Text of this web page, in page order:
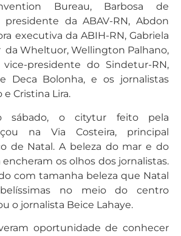
Bureau, Barbosa de
da ABAV-RN, Abdon
executiva da ABIH-RN, Gabriela
da Wheltuor, Wellington Palhano,
presidente do Sindetur-RN,
Deca Bolonha, e os jornalistas
Cristina Lira.
sábado, o citytur feito pela
na Via Costeira, principal
de Natal. A beleza do mar e do
encheram os olhos dos jornalistas.
com tamanha beleza que Natal
belíssimas no meio do centro
o jornalista Beice Lahaye.
oportunidade de conhecer